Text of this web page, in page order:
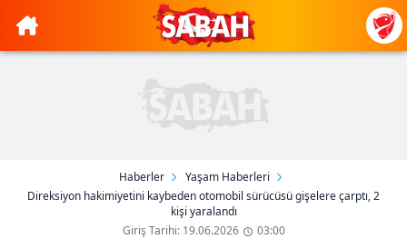
Haberler
Yaşam Haberleri
Direksiyon hakimiyetini kaybeden otomobil sürücüsü gişelere çarptı, 2
kişi yaralandı
Giriş Tarihi: 19.06.2026
03:00